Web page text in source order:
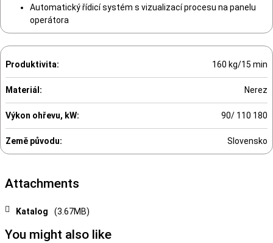
Automatický řídicí systém s vizualizací procesu na panelu
operátora
Produktivita: 160 kg/15 min
Materiál: Nerez
Výkon ohřevu, kW: 90/ 110 180
Země původu: Slovensko
Attachments
Katalog (3.67MB)
You might also like